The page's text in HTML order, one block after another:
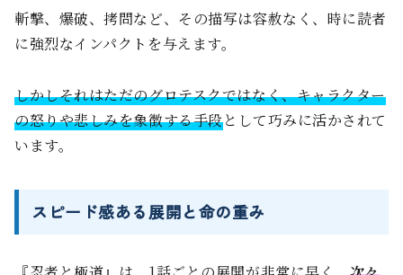
斬撃、爆破、拷問など、その描写は容赦なく、時に読者
に強烈なインパクトを与えます。
しかしそれはただのグロテスクではなく、キャラクター
の怒りや悲しみを象徴する手段として巧みに活かされて
います。
スピード感ある展開と命の重み